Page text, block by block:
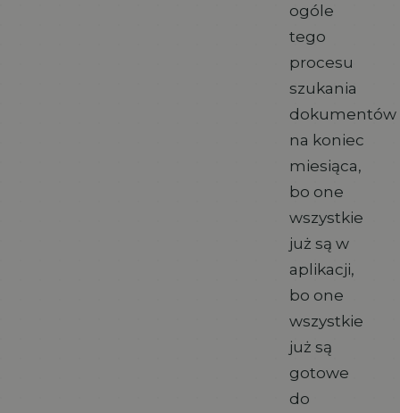
ogóle
tego
procesu
szukania
dokumentów
na koniec
miesiąca,
bo one
wszystkie
już są w
aplikacji,
bo one
wszystkie
już są
gotowe
do